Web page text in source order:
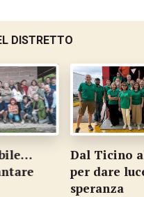
DISTRETTO
Dal Ticino
per dare
speranza